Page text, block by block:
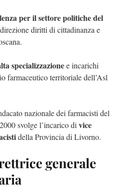
per il settore politiche del
diritti di cittadinanza e
specializzazionee incarichi
farmaceutico territoriale dell’Asl
nazionale dei farmacisti del
svolge l’incarico divice
della Provincia di Livorno.
generale